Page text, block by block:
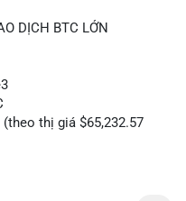
DỊCH BTC LỚN
thị giá $65,232.57